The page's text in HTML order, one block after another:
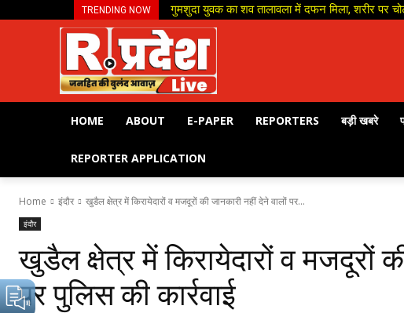
TRENDING NOW गुमशुदा युवक का शव तालावला में दफन मिला, शरीर पर
HOME ABOUT E-PAPER REPORTERS बड़ी खबरे
REPORTER APPLICATION
Home इंदौर खुडैल क्षेत्र में किरायेदारों व मजदूरों की जानकारी नहीं देने वालों पर...
इंदौर
खुडैल क्षेत्र में किरायेदारों व मजदूरों
पर पुलिस की कार्रवाई